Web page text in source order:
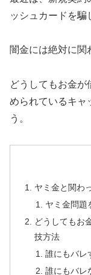
ッシュカードを騙
闇金には絶対に関
どうしてもお金が
められているキャ
う。
ヤミ金と関わ
ヤミ金問題
どうしてもお
技方法
誰にもバレ
誰にもバレ